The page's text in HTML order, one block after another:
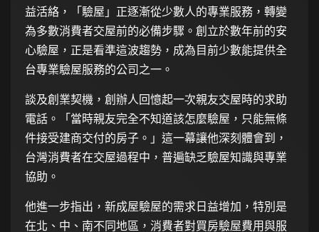
益活絡，「驗屋」正逐漸從少數人的專業服務，轉變
為多數消費者交屋前的必備步驟。創立於數年前的安
心驗屋，正是看準這波趨勢，成為目前少數能提供全
台專業驗屋服務的公司之一。
談及創業契機，創辦人回憶起一次親友交屋時的求助
電話。「當時親友完全不知道該怎麼驗屋，只能無條
件接受建商交付的房子。」這一幕讓他深刻體會到，
台灣消費者在交屋過程中，普遍缺乏驗屋知識與專業
協助。
他進一步指出，新成屋驗屋的需求日益增加，特別是
在北、中、南不同地區，消費者對買房驗屋費用與服